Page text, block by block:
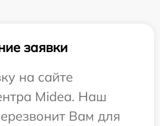
заявки
на сайте
Midea. Наш
Вам для